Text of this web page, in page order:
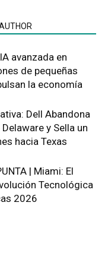
avanzada en
de pequeñas
la economía
Dell Abandona
y Sella un
hacia Texas
| Miami: El
Tecnológica
2026